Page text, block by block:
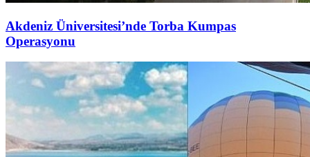
Akdeniz Üniversitesi’nde Torba Kumpas
Operasyonu